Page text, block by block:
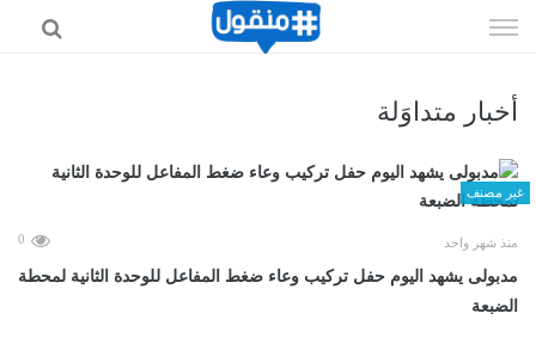
الى
أخبار متداوَلة
غير مصنف
منذ شهر واحد 0
مدبولى يشهد اليوم حفل تركيب وعاء ضغط المفاعل للوحدة الثانية لمحطة
الضبعة